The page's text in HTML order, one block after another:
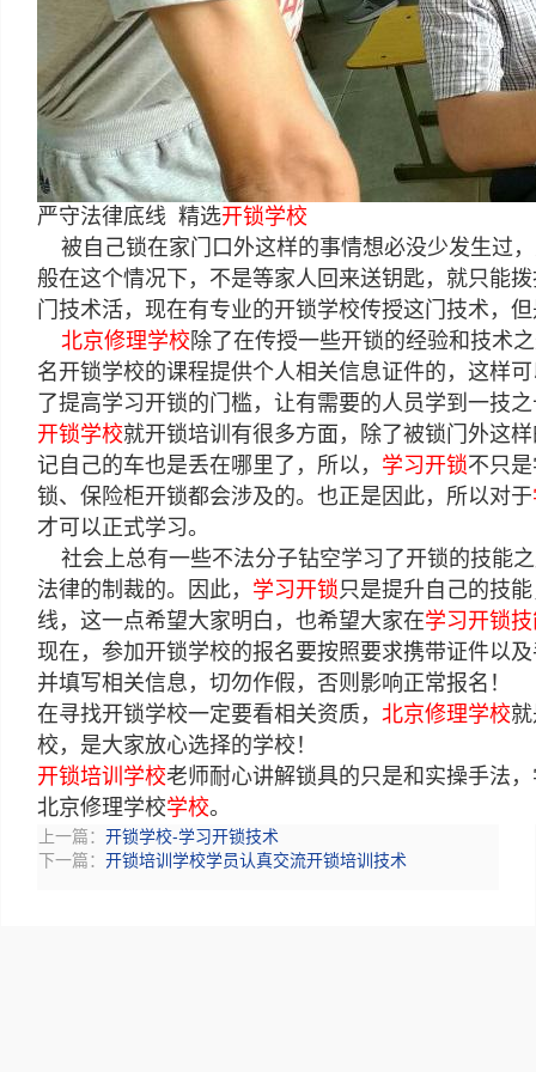
严守法律底线 精选开锁学校
被自己锁在家门口外这样的事情想必没少发生过
般在这个情况下，不是等家人回来送钥匙，就只能
门技术活，现在有专业的开锁学校传授这门技术，
北京修理学校 除了在传授一些开锁的经验和技术
名开锁学校的课程提供个人相关信息证件的，这样
了提高学习开锁的门槛，让有需要的人员学到一技
开锁学校就开锁培训有很多方面，除了被锁门外这
记自己的车也是丢在哪里了，所以， 学习开锁不只
锁、保险柜开锁都会涉及的。也正是因此，所以对于
才可以正式学习。
社会上总有一些不法分子钻空学习了开锁的技能
法律的制裁的。因此， 学习开锁只是提升自己的技
线，这一点希望大家明白，也希望大家在学习开锁
现在，参加开锁学校的报名要按照要求携带证件以
并填写相关信息，切勿作假，否则影响正常报名！
在寻找开锁学校一定要看相关资质， 北京修理学校
校，是大家放心选择的学校！
开锁培训学校老师耐心讲解锁具的只是和实操手法
北京修理学校学校。
上一篇： 开锁学校-学习开锁技术
下一篇： 开锁培训学校学员认真交流开锁培训技术